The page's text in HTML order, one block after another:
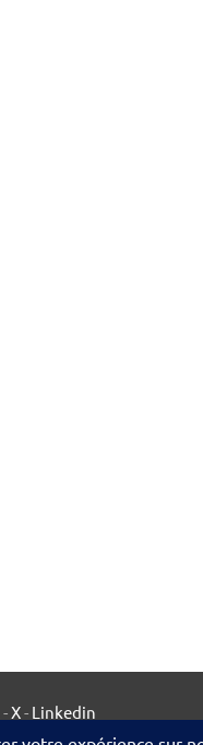
-X- Linkedin